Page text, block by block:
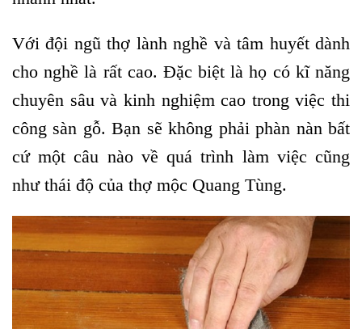
Với đội ngũ thợ lành nghề và tâm huyết dành
cho nghề là rất cao. Đặc biệt là họ có kĩ năng
chuyên sâu và kinh nghiệm cao trong việc thi
công sàn gỗ. Bạn sẽ không phải phàn nàn bất
cứ một câu nào về quá trình làm việc cũng
như thái độ của thợ mộc Quang Tùng.